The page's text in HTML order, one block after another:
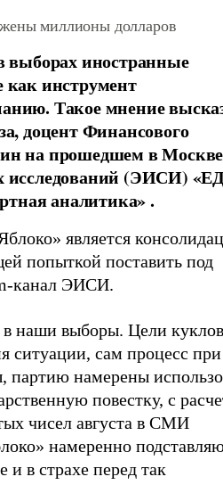
миллионы долларов
выборах иностранные
как инструмент
Такое мнение
доцент Финансового
на прошедшем в Москве
исследований (ЭИСИ)
аналитика» .
является
попыткой поставить под
канал ЭИСИ.
в наши выборы. Цели
ситуации, сам процесс при
партию намерены
повестку, с
чисел августа в СМИ
намеренно
и в страхе перед так